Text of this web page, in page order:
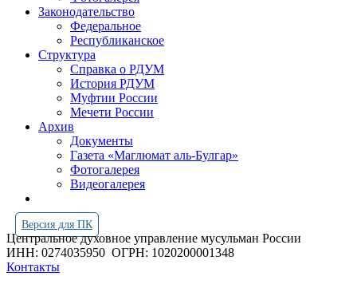
Законодательство
Федеральное
Республиканское
Структура
Справка о РДУМ
История РДУМ
Муфтии России
Мечети России
Архив
Документы
Газета «Маглюмат аль-Булгар»
Фотогалерея
Видеогалерея
Версия для ПК
Центральное духовное управление мусульман России
ИНН: 0274035950 ОГРН: 1020200001348
Контакты